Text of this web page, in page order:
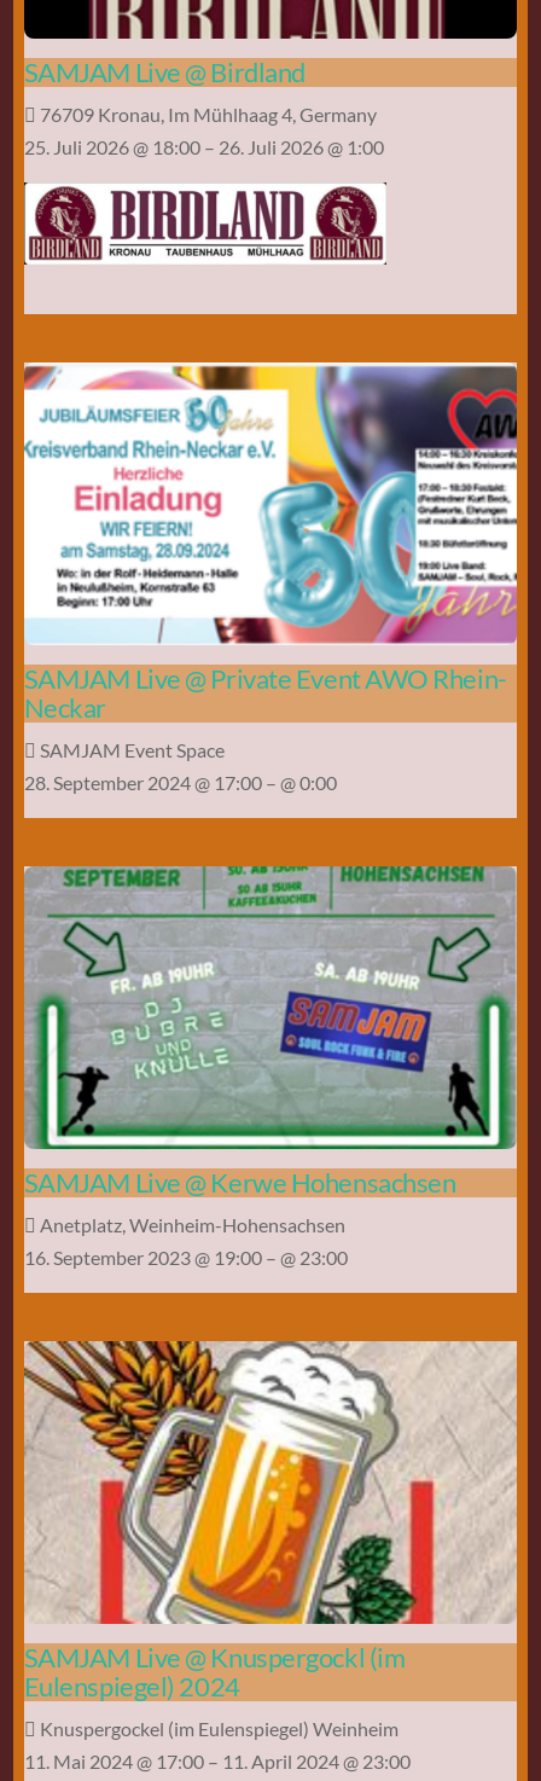
SAMJAM Live @ Birdland
76709 Kronau, Im Mühlhaag 4, Germany
25. Juli 2026 @ 18:00 – 26. Juli 2026 @ 1:00
SAMJAM Live @ Private Event AWO Rhein-
Neckar
SAMJAM Event Space
28. September 2024 @ 17:00 – @ 0:00
SAMJAM Live @ Kerwe Hohensachsen
Anetplatz, Weinheim-Hohensachsen
16. September 2023 @ 19:00 – @ 23:00
SAMJAM Live @ Knuspergockl (im
Eulenspiegel) 2024
Knuspergockel (im Eulenspiegel) Weinheim
11. Mai 2024 @ 17:00 – 11. April 2024 @ 23:00